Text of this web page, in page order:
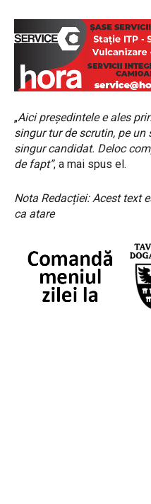
„Aici președintele e ales
singur tur de scrutin, pe
singur candidat. Deloc
de fapt”, a mai spus el.
Nota Redacției: Acest text
ca atare